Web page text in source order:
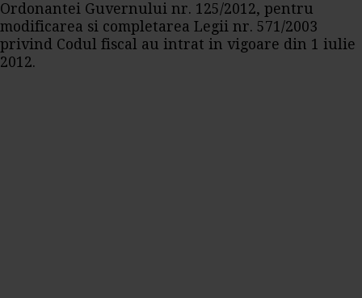
Ordonantei Guvernului nr. 125/2012, pentru
modificarea si completarea Legii nr. 571/2003
privind Codul fiscal au intrat in vigoare din 1 iulie
2012.